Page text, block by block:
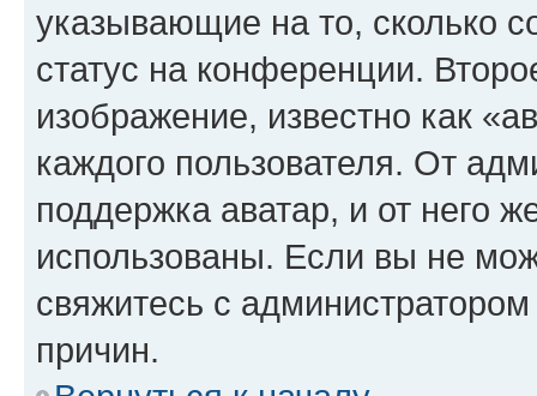
указывающие на то, сколько
статус на конференции.
изображение, известно как
каждого пользователя. От
поддержка аватар, и от него
использованы. Если вы не
свяжитесь с
причин.